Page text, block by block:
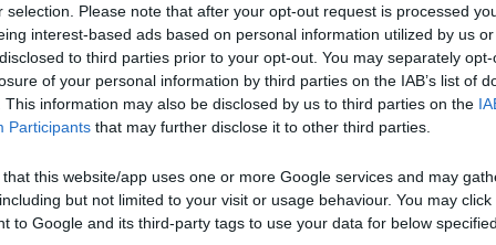
selection. Please note that after your opt-out request is processed
interest-based ads based on personal information utilized by us
to third parties prior to your opt-out. You may separately
of your personal information by third parties on the IAB’s list of
This information may also be disclosed by us to third parties on the
Participants that may further disclose it to other third parties.
that this website/app uses one or more Google services and may
but not limited to your visit or usage behaviour. You may
to Google and its third-party tags to use your data for below
anche un paio di mani di vernice. Obelix
e l'ora di cambiare un camper?
lo vendo prima che e troppo tardi?